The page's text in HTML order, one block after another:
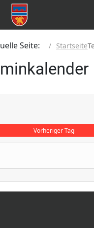
Seite: Startseite
Vorheriger Tag